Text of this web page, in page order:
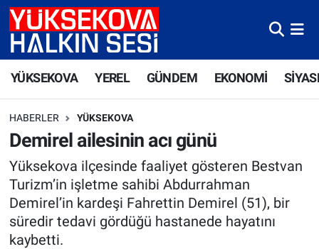
YÜKSEKOVA YEREL GÜNDEM EKONOMİ
HABERLER YÜKSEKOVA
Demirel ailesinin acı günü
Yüksekova ilçesinde faaliyet gösteren Bestvan
Turizm’in işletme sahibi Abdurrahman
Demirel’in kardeşi Fahrettin Demirel (51), bir
süredir tedavi gördüğü hastanede hayatını
kaybetti.
Yüksekova Nöbetçi Eczaneler
Yüksekova Trafik Yoğunluk Haritası
Süper Lig Puan Durumu ve Fikstür
Tüm Manşetler
Son Dakika Haberleri